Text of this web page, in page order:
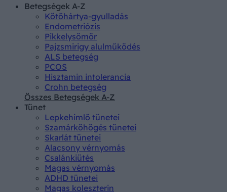
Betegségek A-Z
Kötőhártya-gyulladás
Endometriózis
Pikkelysömör
Pajzsmirigy alulműködés
ALS betegség
PCOS
Hisztamin intolerancia
Crohn betegség
Összes Betegségek A-Z
Tünet
Lepkehimlő tünetei
Szamárköhögés tünetei
Skarlát tünetei
Alacsony vérnyomás
Csalánkiütés
Magas vérnyomás
ADHD tünetei
Magas koleszterin